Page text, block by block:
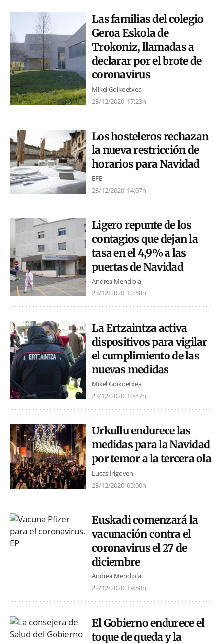
Las familias del colegio
Geroa Eskola de
Trokoniz, llamadas a
declarar por el brote de
coronavirus
Mikel Goikoetxea
23/12/2020 17:23h
Los hosteleros rechazan
la nueva restricción de
horarios para Navidad
EFE
23/12/2020 14:07h
Ligero repunte de los
contagios que dejan la
tasa en el 4,9% a las
puertas de Navidad
Andrea Mendiola
23/12/2020 12:58h
La Ertzaintza activa
dispositivos para vigilar
el cumplimiento de las
nuevas medidas
Mikel Goikoetxea
23/12/2020 10:47h
Urkullu endurece las
medidas para la Navidad
por temor a la tercera ola
Lucas Irigoyen
23/12/2020 05:00h
Euskadi comenzará la
vacunación contra el
coronavirus el 27 de
diciembre
Andrea Mendiola
22/12/2020 19:58h
El Gobierno endurece el
toque de queda y la